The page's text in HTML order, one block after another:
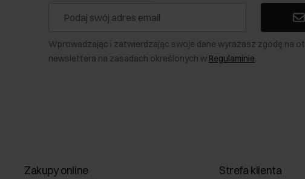
Wprowadzając i zatwierdzając swoje dane wyrażasz zgodę na
newslettera na zasadach określonych w Regulaminie.
Zakupy online Strefa klienta